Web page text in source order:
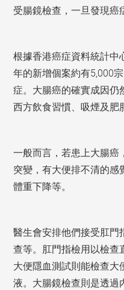
受腸鏡檢查，一旦發現癌
根據香港癌症資料統計中
年的新增個案約有5,000
症。大腸癌的確實成因仍
西方飲食習慣、吸煙及肥
一般而言，若患上大腸癌
突變，有大便排不清的感
體重下降等。
醫生會安排他們接受肛門
查等。肛門指檢用以檢查
大便隱血測試則能檢查大
液。大腸鏡檢查則是透過